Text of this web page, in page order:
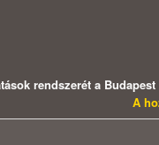
rendszerét a
A